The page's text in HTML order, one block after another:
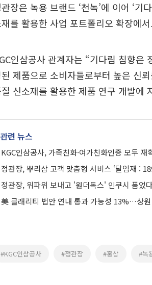
장은 녹용 브랜드 ‘천녹’에 이어 ‘기
를 활용한 사업 포트폴리오 확장에
인삼공사 관계자는 “기다림 침향은
제품으로 소비자들로부터 높은 신
신소재를 활용한 제품 연구 개발에
관련 뉴스
KGC인삼공사, 가족친화·여가친화인증 모두 재
정관장, 뿌리삼 고객 맞춤형 서비스 ‘달임재 :
정관장, 위파위 보내고 '원더독스' 인쿠시 품었
美 클래리티 법안 연내 통과 가능성 13%…상
#KGC인삼공사 #정관장 #홍삼 #녹